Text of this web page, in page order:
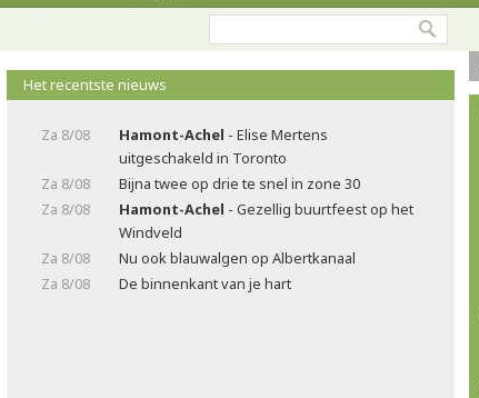
Het recentste nieuws
Za 8/08 Hamont-Achel - Elise Mertens
uitgeschakeld in Toronto
Za 8/08
Bijna twee op drie te snel in zone 30
Za 8/08
Hamont-Achel - Gezellig buurtfeest op het
Windveld
Za 8/08
Nu ook blauwalgen op Albertkanaal
Za 8/08
De binnenkant van je hart